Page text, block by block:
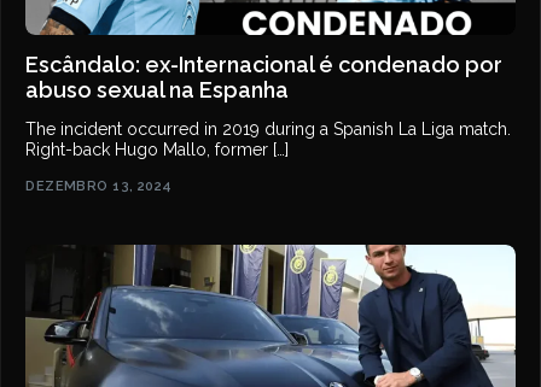
Escândalo: ex-Internacional é condenado por
abuso sexual na Espanha
The incident occurred in 2019 during a Spanish La Liga match.
Right-back Hugo Mallo, former […]
DEZEMBRO 13, 2024